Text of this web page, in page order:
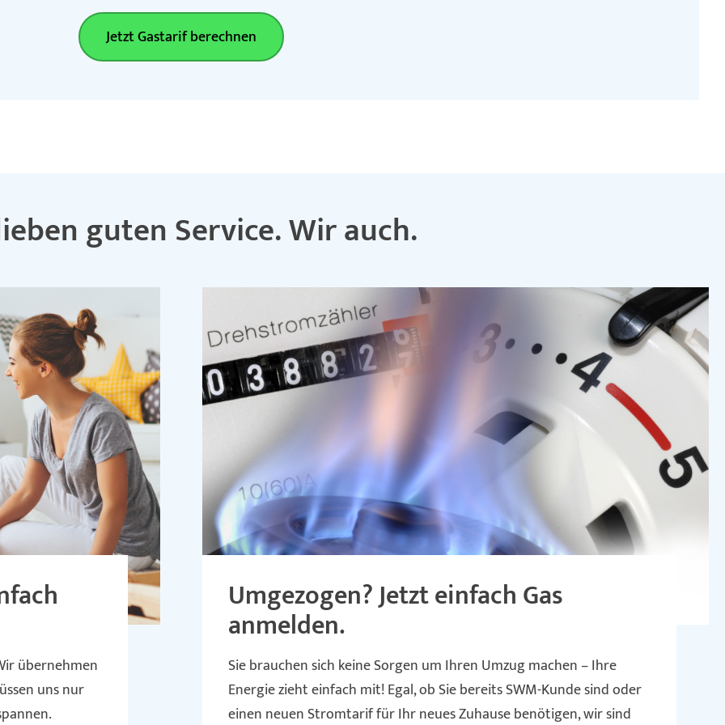
Jetzt Gastarif berechnen
guten Service. Wir auch.
übernehmen
uns nur
Umgezogen? Jetzt einfach Gas
anmelden.
Sie brauchen sich keine Sorgen um Ihren Umzug machen – Ihre
Energie zieht einfach mit! Egal, ob Sie bereits SWM-Kunde sind oder
einen neuen Stromtarif für Ihr neues Zuhause benötigen, wir sind